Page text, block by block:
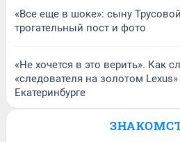
«Все еще в шоке»: сыну
трогательный пост и фото
«Не хочется в это верить». Как
«следователя на золотом
Екатеринбурге